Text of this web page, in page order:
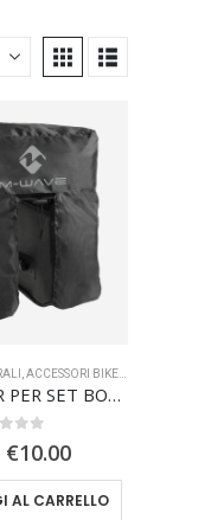
ACCESSORI BIKE,
MVTEK COVER PER SET BORSE AMSTERDAM
Il
originale
€10.00Il
attuale
AL CARRELLO